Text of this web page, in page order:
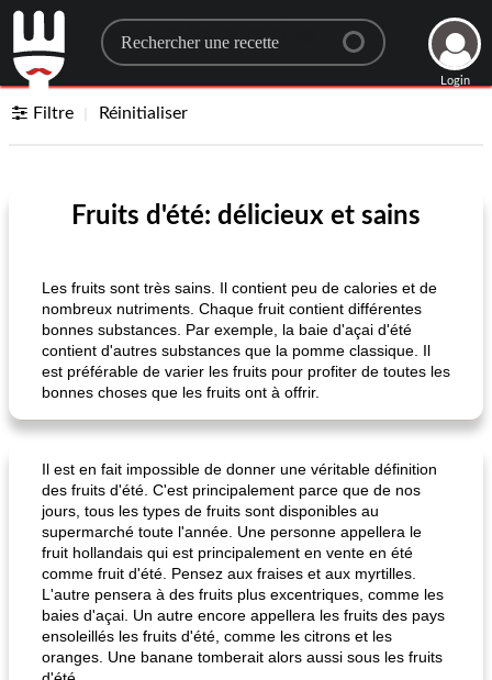
Search for a recipe
Login
Filtre Réinitialiser
Fruits d'été: délicieux et sains
Les fruits sont très sains. Il contient peu de calories et de
nombreux nutriments. Chaque fruit contient différentes
bonnes substances. Par exemple, la baie d'açai d'été
contient d'autres substances que la pomme classique. Il
est préférable de varier les fruits pour profiter de toutes les
bonnes choses que les fruits ont à offrir.
Il est en fait impossible de donner une véritable définition
des fruits d'été. C'est principalement parce que de nos
jours, tous les types de fruits sont disponibles au
supermarché toute l'année. Une personne appellera le
fruit hollandais qui est principalement en vente en été
comme fruit d'été. Pensez aux fraises et aux myrtilles.
L'autre pensera à des fruits plus excentriques, comme les
baies d'açai. Un autre encore appellera les fruits des pays
ensoleillés les fruits d'été, comme les citrons et les
oranges. Une banane tomberait alors aussi sous les fruits